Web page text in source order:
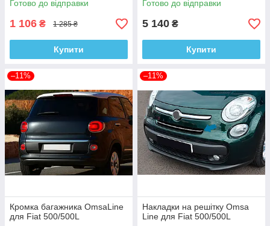
Готово до відправки
1 106 ₴ 1 285 ₴
Купити
Готово до відправки
5 140 ₴
Купити
–11%
Кромка багажника OmsaLine
для Fiat 500/500L
–11%
Накладки на решітку Omsa
Line для Fiat 500/500L